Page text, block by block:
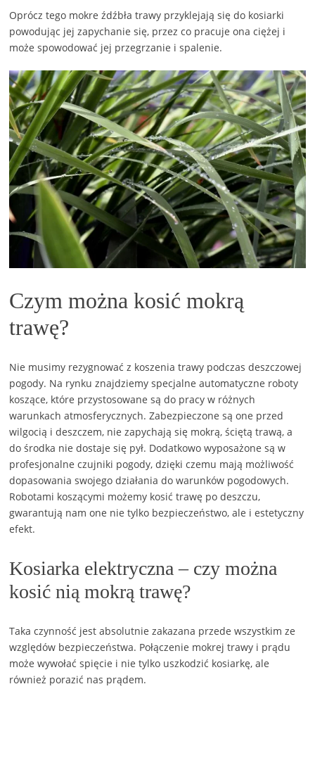
Oprócz tego mokre źdźbła trawy przyklejają się do kosiarki
powodując jej zapychanie się, przez co pracuje ona ciężej i
może spowodować jej przegrzanie i spalenie.
Czym można kosić mokrą
trawę?
Nie musimy rezygnować z koszenia trawy podczas deszczowej
pogody. Na rynku znajdziemy specjalne automatyczne roboty
koszące, które przystosowane są do pracy w różnych
warunkach atmosferycznych. Zabezpieczone są one przed
wilgocią i deszczem, nie zapychają się mokrą, ściętą trawą, a
do środka nie dostaje się pył. Dodatkowo wyposażone są w
profesjonalne czujniki pogody, dzięki czemu mają możliwość
dopasowania swojego działania do warunków pogodowych.
Robotami koszącymi możemy kosić trawę po deszczu,
gwarantują nam one nie tylko bezpieczeństwo, ale i estetyczny
efekt.
Kosiarka elektryczna – czy można
kosić nią mokrą trawę?
Taka czynność jest absolutnie zakazana przede wszystkim ze
względów bezpieczeństwa. Połączenie mokrej trawy i prądu
może wywołać spięcie i nie tylko uszkodzić kosiarkę, ale
również porazić nas prądem.